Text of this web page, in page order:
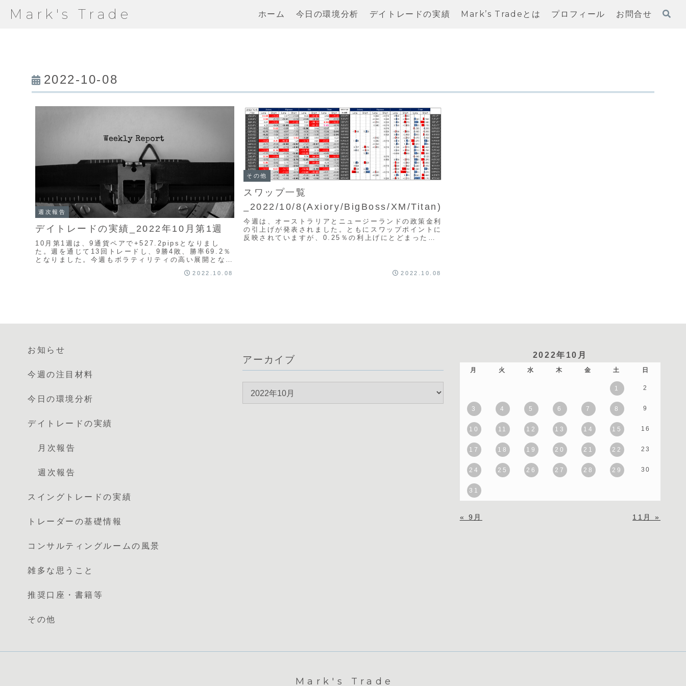
Mark's Trade ホーム 今日の環境分析 デイトレードの実績 Mark’s Tradeとは プロフィール お問合せ
2022-10-08
週次報告
デイトレードの実績_2022年10月第1週
10月第1週は、9通貨ペアで+527.2pipsとなりまし
た。週を通じて13回トレードし、9勝4敗、勝率69.2％
となりました。今週もボラティリティの高い展開となっ
2022.10.08
その他
スワップ一覧
_2022/10/8(Axiory/BigBoss/XM/Titan)
今週は、オーストラリアとニュージーランドの政策金利
の引上げが発表されました。ともにスワップポイントに
反映されていますが、0.25％の利上げにとどまったオ
2022.10.08
お知らせ
今週の注目材料
今日の環境分析
デイトレードの実績
月次報告
週次報告
スイングトレードの実績
トレーダーの基礎情報
コンサルティングルームの風景
雑多な思うこと
推奨口座・書籍等
その他
アーカイブ 2022年10月
月 火 水 木 金 土 日
1 2
3 4 5 6 7 8 9
10 11 12 13 14 15 16
17 18 19 20 21 22 23
24 25 26 27 28 29 30
31
« 9月 11月 »
Mark's Trade